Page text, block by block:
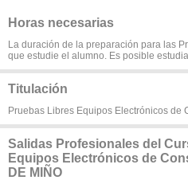
Horas necesarias
La duración de la preparación para las
que estudie el alumno. Es posible
Titulación
Pruebas Libres Equipos Electrónicos de
Salidas Profesionales del
Equipos Electrónicos de
DE MIÑO